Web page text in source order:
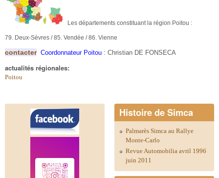
Les départements constituant la région Poitou :
79. Deux-Sèvres / 85. Vendée / 86. Vienne
contacter Coordonnateur Poitou : Christian DE FONSECA
actualités régionales:
Poitou
Histoire de Simca
Palmarès Simca au Rallye
Monte-Carlo
Revue Automobilia avril 1996
juin 2011